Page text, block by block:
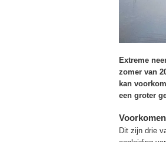
Extreme
zomer van
kan
een groter
Dit zijn drie